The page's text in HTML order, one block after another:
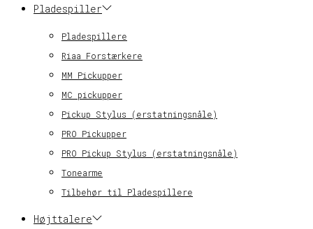
Pladespiller
Pladespillere
Riaa Forstærkere
MM Pickupper
MC pickupper
Pickup Stylus (erstatningsnåle)
PRO Pickupper
PRO Pickup Stylus (erstatningsnåle)
Tonearme
Tilbehør til Pladespillere
Højttalere